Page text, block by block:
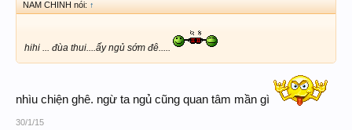
NAM CHINH nói: ↑
hihi ... đùa thui....ấy ngủ sớm đê.....
nhìu chiện ghê. ngừ ta ngủ cũng quan tâm mần gì
30/1/15